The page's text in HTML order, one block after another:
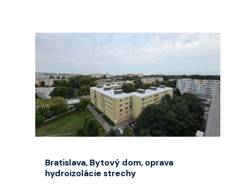
Bratislava, Bytový dom, oprava
hydroizolácie strechy